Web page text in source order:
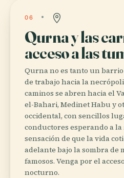
06
Qurna y las
acceso a las
Qurna no es tanto un
de trabajo hacia la
caminos se abren hacia el
el-Bahari, Medinet Habu y
occidental, con sencillos
conductores esperando a
sensación de que la vida
adelante bajo la sombra
famosos. Venga por el
nocturno.